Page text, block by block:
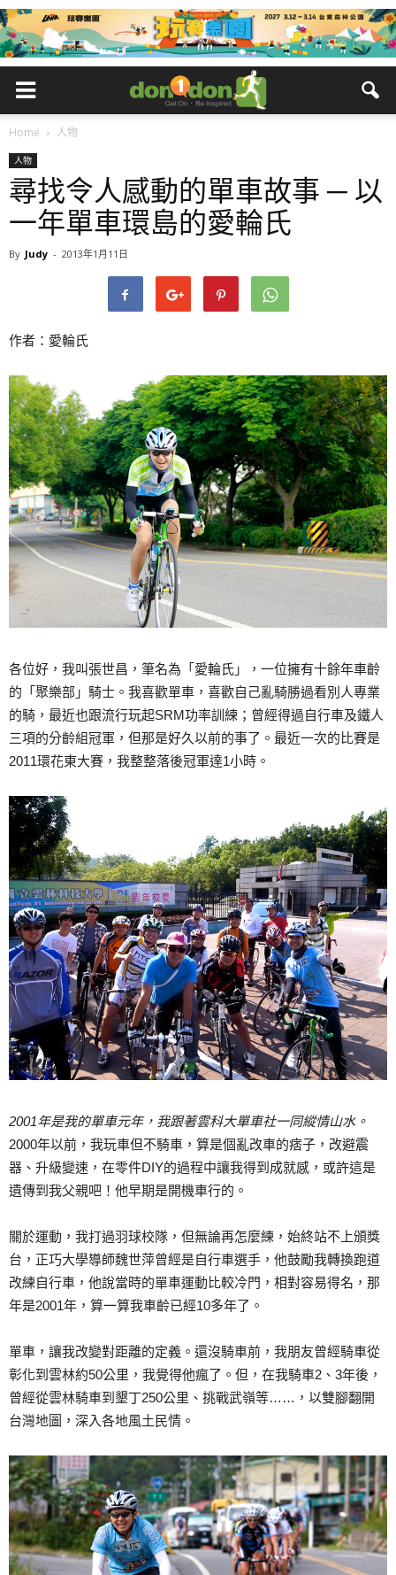
Home 人物
人物
尋找令人感動的單車故事 ─ 以
一年單車環島的愛輪氏
By Judy - 2013年1月11日
作者：愛輪氏
各位好，我叫張世昌，筆名為「愛輪氏」，一位擁有十餘年車齡
的「聚樂部」騎士。我喜歡單車，喜歡自己亂騎勝過看別人專業
的騎，最近也跟流行玩起SRM功率訓練；曾經得過自行車及鐵人
三項的分齡組冠軍，但那是好久以前的事了。最近一次的比賽是
2011環花東大賽，我整整落後冠軍達1小時。
2001年是我的單車元年，我跟著雲科大單車社一同縱情山水。
2000年以前，我玩車但不騎車，算是個亂改車的痞子，改避震
器、升級變速，在零件DIY的過程中讓我得到成就感，或許這是
遺傳到我父親吧！他早期是開機車行的。
關於運動，我打過羽球校隊，但無論再怎麼練，始終站不上頒獎
台，正巧大學導師魏世萍曾經是自行車選手，他鼓勵我轉換跑道
改練自行車，他說當時的單車運動比較冷門，相對容易得名，那
年是2001年，算一算我車齡已經10多年了。
單車，讓我改變對距離的定義。還沒騎車前，我朋友曾經騎車從
彰化到雲林約50公里，我覺得他瘋了。但，在我騎車2、3年後，
曾經從雲林騎車到墾丁250公里、挑戰武嶺等……，以雙腳翻開
台灣地圖，深入各地風土民情。